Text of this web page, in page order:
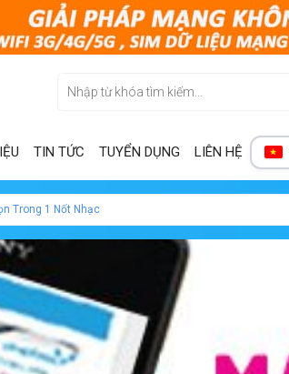
TIN TỨC TUYỂN DỤNG LIÊN HỆ
Trong 1 Nốt Nhạc